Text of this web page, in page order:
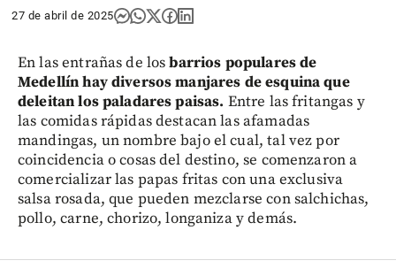
27 de abril de 2025
En las entrañas de losbarrios populares de
Medellín hay diversos manjares de esquina que
deleitan los paladares paisas. Entre las fritangas y
las comidas rápidas destacan las afamadas
mandingas, un nombre bajo el cual, tal vez por
coincidencia o cosas del destino, se comenzaron a
comercializar las papas fritas con una exclusiva
salsa rosada, que pueden mezclarse con salchichas,
pollo, carne, chorizo, longaniza y demás.